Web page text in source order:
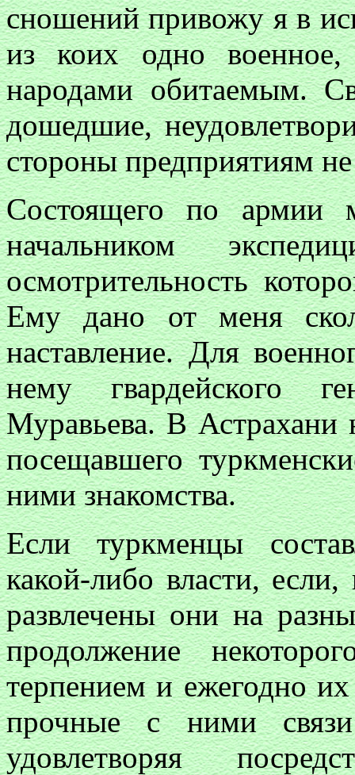
сношений привожу я в
из коих одно
народами обитаемым.
дошедшие,
стороны предприятиям
Состоящего по армии
начальником
осмотрительность
Ему дано от меня
наставление. Для
нему гвардейского
Муравьева. В Астрахани
посещавшего
ними знакомства.
Если туркменцы
какой-либо власти,
развлечены они на
продолжение
терпением и ежегодно
прочные с ними
удовлетворяя